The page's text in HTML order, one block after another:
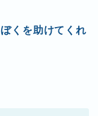
くを助けてくれ